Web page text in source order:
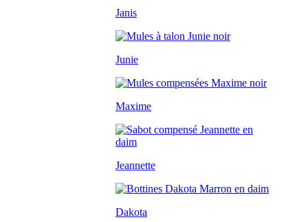
Janis
Junie
Maxime
Jeannette
Dakota